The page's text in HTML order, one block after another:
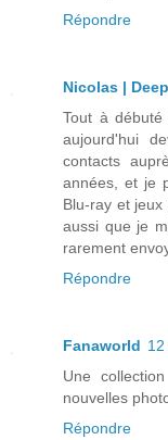
Répondre
Nicolas |
Tout à
aujourd'hui
contacts
années, et je
Blu-ray et
aussi que je
rarement
Répondre
Fanaworld
Une
nouvelles
Répondre